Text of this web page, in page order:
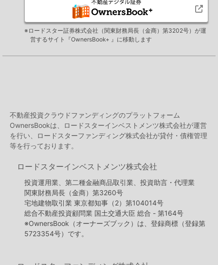
※ロードスター証券株式会社（関東財務局長（金商）第3202号）が運
営するサイト『OwnersBook+ 』に移動します
不動産投資クラウドファンディングのプラットフォーム
OwnersBookは、ロードスターインベストメンツ株式会社が運営
を行い、ロードスターファンディング株式会社が貸付・債権管理
等を行っております。
ロードスターインベストメンツ株式会社
投資運用業、第二種金融商品取引業、投資助言・代理業
関東財務局長（金商）第3260号
宅地建物取引業 東京都知事（2）第104014号
総合不動産投資顧問業 国土交通大臣 総合 - 第164号
※OwnersBook（オーナーズブック）は、登録商標（登録第
5723354号）です。